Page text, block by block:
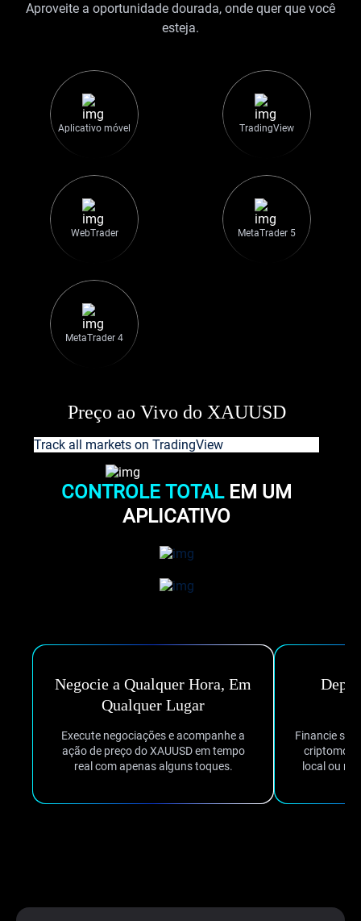
Aproveite a oportunidade dourada, onde quer que você
esteja.
Aplicativo móvel TradingView
WebTrader MetaTrader 5
MetaTrader 4
CONTROLE TOTALEM UM
APLICATIVO
Preço ao Vivo do XAUUSD
Track all markets on TradingView
Negocie a Qualquer Hora, Em
Qualquer Lugar
Execute negociações e acompanhe a
ação de preço do XAUUSD em tempo
real com apenas alguns toques.
Financie
local ou